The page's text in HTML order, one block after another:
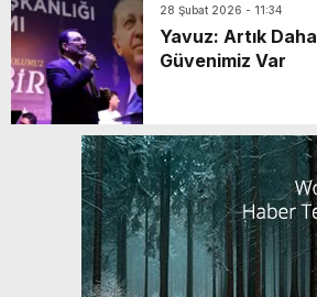
28 Şubat 2026 - 11:34
Yavuz: Artık
Güvenimiz Var